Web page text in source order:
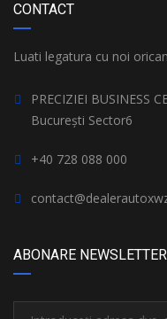
CONTACT
Luati legatura cu noi
PRECIZIEI BUSINESS
București Sector6
+40 728 088 000
ABONARE NEWSLETTER